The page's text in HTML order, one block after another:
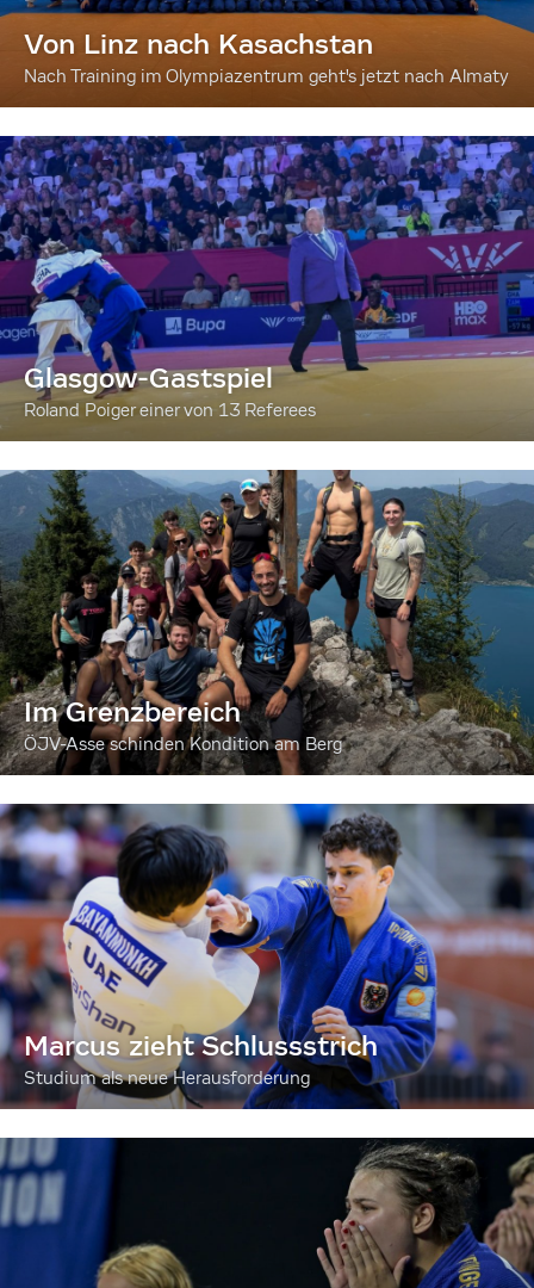
Von Linz nach Kasachstan
Nach Training im Olympiazentrum geht's jetzt nach Almaty
Glasgow-Gastspiel
Roland Poiger einer von 13 Referees
Im Grenzbereich
ÖJV-Asse schinden Kondition am Berg
Marcus zieht Schlussstrich
Studium als neue Herausforderung